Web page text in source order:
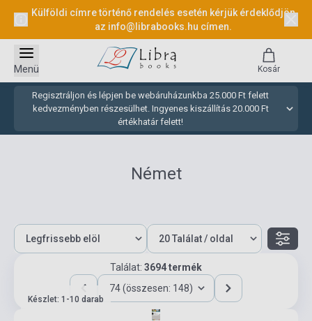
Külföldi címre történő rendelés esetén kérjük érdeklődjön
az info@librabooks.hu címen.
Regisztráljon és lépjen be webáruházunkba 25.000 Ft felett
kedvezményben részesülhet. Ingyenes kiszállítás 20.000 Ft
értékhatár felett!
Menü Kosár
Német
Találat: 3694 termék
74 (összesen: 148)
Készlet: 1-10 darab